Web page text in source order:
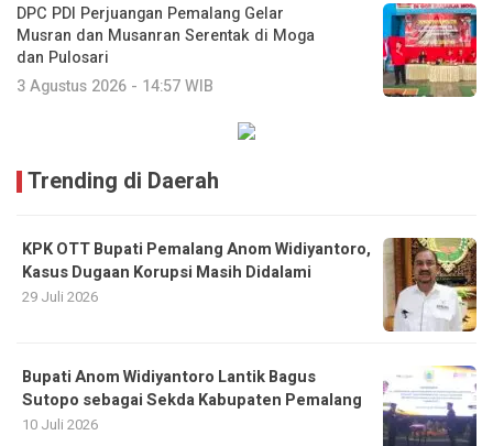
DPC PDI Perjuangan Pemalang Gelar
Musran dan Musanran Serentak di Moga
dan Pulosari
3 Agustus 2026 - 14:57 WIB
Trending di Daerah
KPK OTT Bupati Pemalang Anom Widiyantoro,
Kasus Dugaan Korupsi Masih Didalami
29 Juli 2026
Bupati Anom Widiyantoro Lantik Bagus
Sutopo sebagai Sekda Kabupaten Pemalang
10 Juli 2026